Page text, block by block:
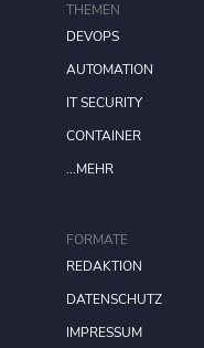
FORMATE
REDAKTION
DATENSCHUTZ
IMPRESSUM
THEMEN
DEVOPS
AUTOMATION
IT SECURITY
CONTAINER
...MEHR